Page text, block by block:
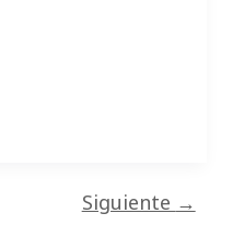
Siguiente →